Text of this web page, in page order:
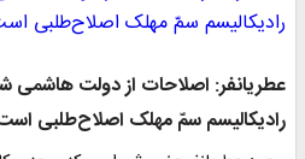
رادیکالیسم سمّ مهلک اصلاح‌طلبی